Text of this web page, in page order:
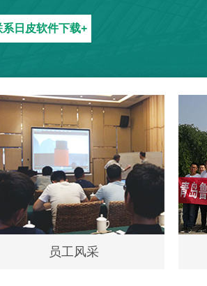
系日皮软件下载+
员工风采